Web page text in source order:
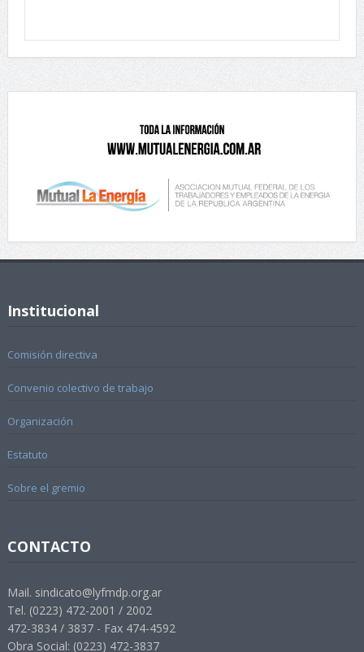
Institucional
Comisión directiva
Convenio colectivo de trabajo
Organización
Estatuto
Sobre el gremio
CONTACTO
Mail. sindicato@lyfmdp.org.ar
Tel. (0223) 472-2001 / 2002
472-3834 / 3837 - Fax 474-4592
Obra Social: (0223) 472-3837